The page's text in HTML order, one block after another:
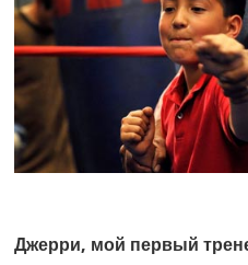
Джерри, мой первый